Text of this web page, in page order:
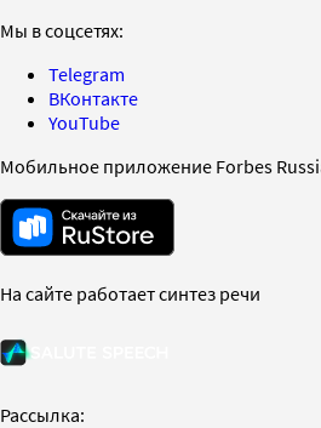
Мы в соцсетях:
Telegram
ВКонтакте
YouTube
Мобильное приложение Forbes
На сайте работает синтез речи
Рассылка: